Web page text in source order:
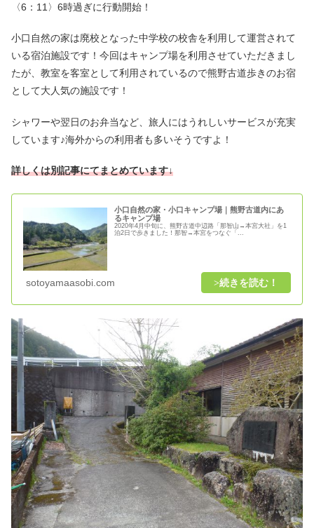
〈6：11〉6時過ぎに行動開始！
小口自然の家は廃校となった中学校の校舎を利用して運営されて
いる宿泊施設です！今回はキャンプ場を利用させていただきまし
たが、教室を客室として利用されているので熊野古道歩きのお宿
として大人気の施設です！
シャワーや翌日のお弁当など、旅人にはうれしいサービスが充実
しています♪海外からの利用者も多いそうですよ！
詳しくは別記事にてまとめています↓
小口自然の家・小口キャンプ場｜熊野古道内にあ
るキャンプ場
2020年4月中旬に、熊野古道中辺路「那智山→本宮大社」を1
泊2日で歩きました！那智→本宮をつなぐ「...
sotoyamaasobi.com